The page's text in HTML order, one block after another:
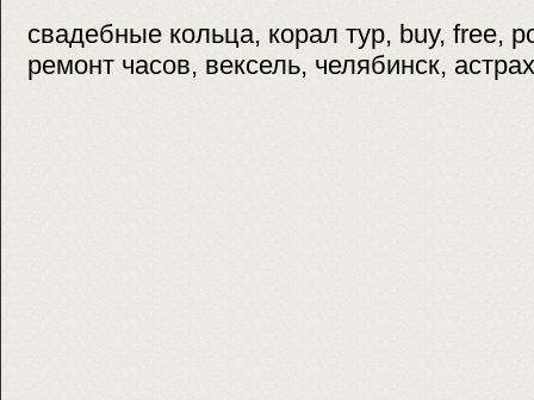
свадебные кольца, корал тур, buy, free,
ремонт часов, вексель, челябинск,